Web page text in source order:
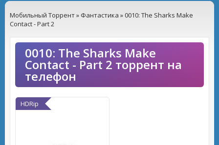
Мобильный Торрент» Фантастика » 0010: The Sharks Make
Contact - Part 2
0010: The Sharks Make
Contact - Part 2 торрент на
телефон
HDRip